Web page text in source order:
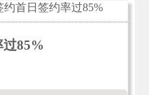
约首日签约率过85%
过85%